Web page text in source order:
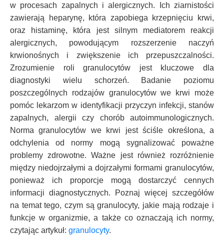
w procesach zapalnych i alergicznych. Ich ziarnistości
zawierają heparynę, która zapobiega krzepnięciu krwi,
oraz histaminę, która jest silnym mediatorem reakcji
alergicznych, powodującym rozszerzenie naczyń
krwionośnych i zwiększenie ich przepuszczalności.
Zrozumienie roli granulocytów jest kluczowe dla
diagnostyki wielu schorzeń. Badanie poziomu
poszczególnych rodzajów granulocytów we krwi może
pomóc lekarzom w identyfikacji przyczyn infekcji, stanów
zapalnych, alergii czy chorób autoimmunologicznych.
Norma granulocytów we krwi jest ściśle określona, a
odchylenia od normy mogą sygnalizować poważne
problemy zdrowotne. Ważne jest również rozróżnienie
między niedojrzałymi a dojrzałymi formami granulocytów,
ponieważ ich proporcje mogą dostarczyć cennych
informacji diagnostycznych. Poznaj więcej szczegółów
na temat tego, czym są granulocyty, jakie mają rodzaje i
funkcje w organizmie, a także co oznaczają ich normy,
czytając artykuł: granulocyty.